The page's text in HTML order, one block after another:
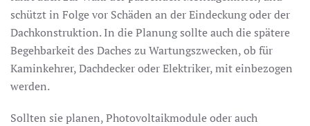
schützt in Folge vor Schäden an der Eindeckung oder der
Dachkonstruktion. In die Planung sollte auch die spätere
Begehbarkeit des Daches zu Wartungszwecken, ob für
Kaminkehrer, Dachdecker oder Elektriker, mit einbezogen
werden.
Sollten sie planen, Photovoltaikmodule oder auch